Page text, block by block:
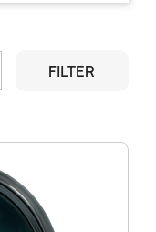
FILTER